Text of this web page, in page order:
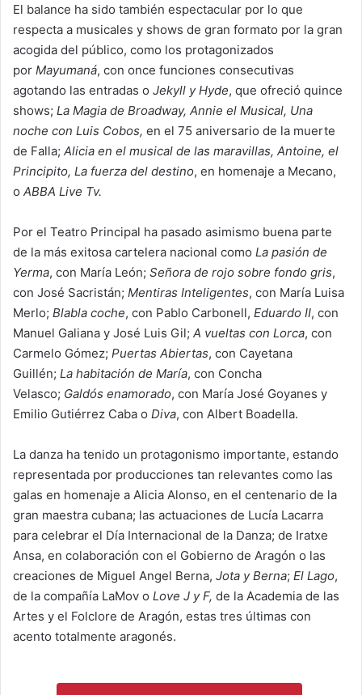
El balance ha sido también espectacular por lo que
respecta a musicales y shows de gran formato por la gran
acogida del público, como los protagonizados
por Mayumaná, con once funciones consecutivas
agotando las entradas o Jekyll y Hyde, que ofreció quince
shows; La Magia de Broadway, Annie el Musical, Una
noche con Luis Cobos, en el 75 aniversario de la muerte
de Falla; Alicia en el musical de las maravillas, Antoine, el
Principito, La fuerza del destino, en homenaje a Mecano,
o ABBA Live Tv.
Por el Teatro Principal ha pasado asimismo buena parte
de la más exitosa cartelera nacional como La pasión de
Yerma, con María León; Señora de rojo sobre fondo gris,
con José Sacristán; Mentiras Inteligentes, con María Luisa
Merlo; Blabla coche, con Pablo Carbonell, Eduardo II, con
Manuel Galiana y José Luis Gil; A vueltas con Lorca, con
Carmelo Gómez; Puertas Abiertas, con Cayetana
Guillén; La habitación de María, con Concha
Velasco; Galdós enamorado, con María José Goyanes y
Emilio Gutiérrez Caba o Diva, con Albert Boadella.
La danza ha tenido un protagonismo importante, estando
representada por producciones tan relevantes como las
galas en homenaje a Alicia Alonso, en el centenario de la
gran maestra cubana; las actuaciones de Lucía Lacarra
para celebrar el Día Internacional de la Danza; de Iratxe
Ansa, en colaboración con el Gobierno de Aragón o las
creaciones de Miguel Angel Berna, Jota y Berna; El Lago,
de la compañía LaMov o Love J y F, de la Academia de las
Artes y el Folclore de Aragón, estas tres últimas con
acento totalmente aragonés.